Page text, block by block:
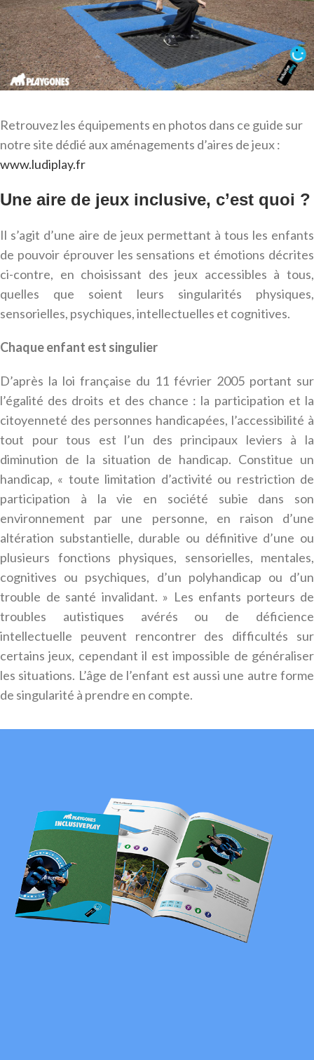
Retrouvez les équipements en photos dans ce guide sur
notre site dédié aux aménagements d’aires de jeux :
www.ludiplay.fr
Une aire de jeux inclusive, c’est quoi ?
Il s’agit d’une aire de jeux permettant à tous les enfants
de pouvoir éprouver les sensations et émotions décrites
ci-contre, en choisissant des jeux accessibles à tous,
quelles que soient leurs singularités physiques,
sensorielles, psychiques, intellectuelles et cognitives.
Chaque enfant est singulier
D’après la loi française du 11 février 2005 portant sur
l’égalité des droits et des chance : la participation et la
citoyenneté des personnes handicapées, l’accessibilité à
tout pour tous est l’un des principaux leviers à la
diminution de la situation de handicap. Constitue un
handicap, « toute limitation d’activité ou restriction de
participation à la vie en société subie dans son
environnement par une personne, en raison d’une
altération substantielle, durable ou définitive d’une ou
plusieurs fonctions physiques, sensorielles, mentales,
cognitives ou psychiques, d’un polyhandicap ou d’un
trouble de santé invalidant. » Les enfants porteurs de
troubles autistiques avérés ou de déficience
intellectuelle peuvent rencontrer des difficultés sur
certains jeux, cependant il est impossible de généraliser
les situations. L’âge de l’enfant est aussi une autre forme
de singularité à prendre en compte.